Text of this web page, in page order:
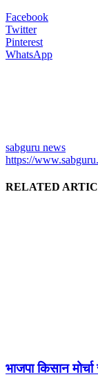
Facebook
Twitter
Pinterest
WhatsApp
sabguru news
https://
RELATED
भाजपा किसान